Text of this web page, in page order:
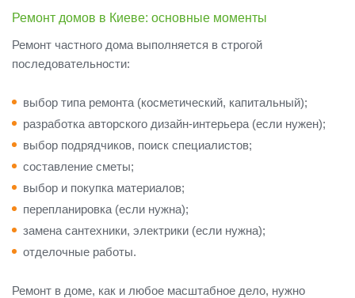
Ремонт домов в Киеве: основные моменты
Ремонт частного дома выполняется в строгой
последовательности:
выбор типа ремонта (косметический, капитальный);
разработка авторского дизайн-интерьера (если нужен);
выбор подрядчиков, поиск специалистов;
составление сметы;
выбор и покупка материалов;
перепланировка (если нужна);
замена сантехники, электрики (если нужна);
отделочные работы.
Ремонт в доме, как и любое масштабное дело, нужно